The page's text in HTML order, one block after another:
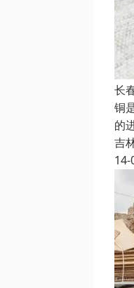
长
铜
的
吉
14-